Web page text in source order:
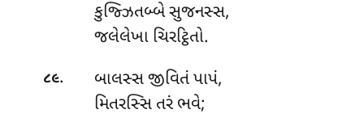
કુજ્ઝિતબ્બે સુજનસ્સ,
જલેલેખા ચિરટ્ઠિતો.
૮૯.
બાલસ્સ જીવિતં પાપં,
મિતરસ્સિ તરં ભવે;